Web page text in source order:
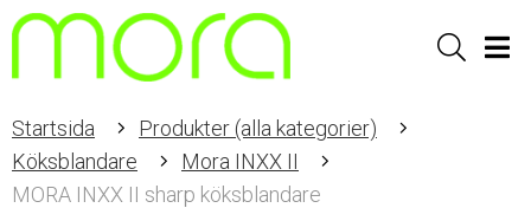
Sök
Startsida
Produkter (alla kategorier)
Köksblandare
Mora INXX II
MORA INXX II sharp köksblandare